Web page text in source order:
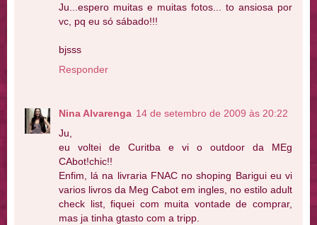
Ju...espero muitas e muitas fotos... to ansiosa por
vc, pq eu só sábado!!!
bjsss
Responder
Nina Alvarenga 14 de setembro de 2009 às 20:22
Ju,
eu voltei de Curitba e vi o outdoor da MEg
CAbot!chic!!
Enfim, lá na livraria FNAC no shoping Barigui eu vi
varios livros da Meg Cabot em ingles, no estilo adult
check list, fiquei com muita vontade de comprar,
mas ja tinha gtasto com a tripp.